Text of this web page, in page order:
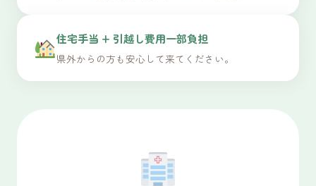
住宅手当 + 引越し費用一部負担
県外からの方も安心して来てください。